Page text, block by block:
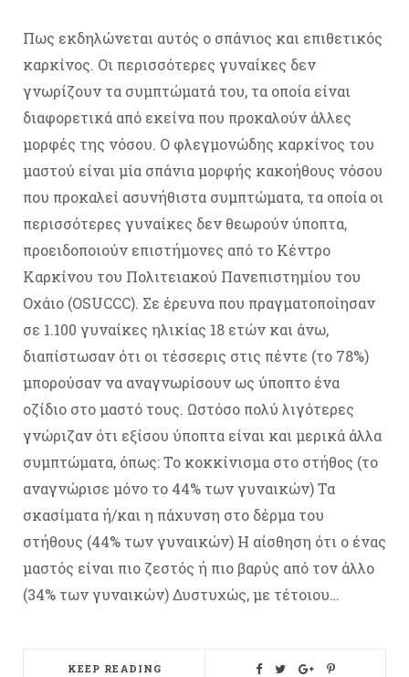
Πως εκδηλώνεται αυτός ο σπάνιος και επιθετικός
καρκίνος. Οι περισσότερες γυναίκες δεν
γνωρίζουν τα συμπτώματά του, τα οποία είναι
διαφορετικά από εκείνα που προκαλούν άλλες
μορφές της νόσου. Ο φλεγμονώδης καρκίνος του
μαστού είναι μία σπάνια μορφής κακοήθους νόσου
που προκαλεί ασυνήθιστα συμπτώματα, τα οποία οι
περισσότερες γυναίκες δεν θεωρούν ύποπτα,
προειδοποιούν επιστήμονες από το Κέντρο
Καρκίνου του Πολιτειακού Πανεπιστημίου του
Οχάιο (OSUCCC). Σε έρευνα που πραγματοποίησαν
σε 1.100 γυναίκες ηλικίας 18 ετών και άνω,
διαπίστωσαν ότι οι τέσσερις στις πέντε (το 78%)
μπορούσαν να αναγνωρίσουν ως ύποπτο ένα
οζίδιο στο μαστό τους. Ωστόσο πολύ λιγότερες
γνώριζαν ότι εξίσου ύποπτα είναι και μερικά άλλα
συμπτώματα, όπως: Το κοκκίνισμα στο στήθος (το
αναγνώρισε μόνο το 44% των γυναικών) Τα
σκασίματα ή/και η πάχυνση στο δέρμα του
στήθους (44% των γυναικών) Η αίσθηση ότι ο ένας
μαστός είναι πιο ζεστός ή πιο βαρύς από τον άλλο
(34% των γυναικών) Δυστυχώς, με τέτοιου…
KEEP READING